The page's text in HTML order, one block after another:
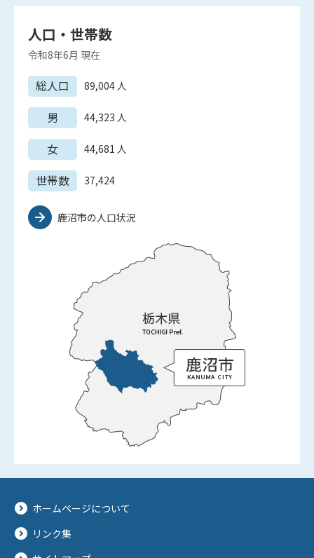
人口・世帯数
令和8年6月 現在
総人口 89,004人
男 44,323 人
女 44,681 人
世帯数 37,424
鹿沼市の人口状況
ホームページについて
リンク集